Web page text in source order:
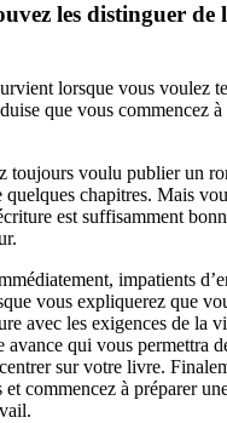
les distinguer de
lorsque vous voulez
que vous commencez
toujours voulu publier un
quelques chapitres. Mais
est suffisamment
impatients
vous expliquerez que
avec les exigences de la
avance qui vous permettra
sur votre livre.
commencez à préparer